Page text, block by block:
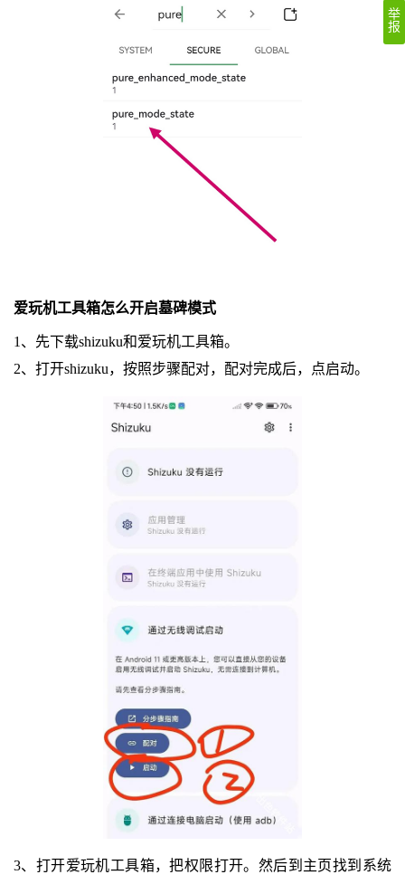
爱玩机工具箱怎么开启墓碑模式
1、先下载shizuku和爱玩机工具箱。
2、打开shizuku，按照步骤配对，配对完成后，点启动。
3、打开爱玩机工具箱，把权限打开。然后到主页找到系统
举
报